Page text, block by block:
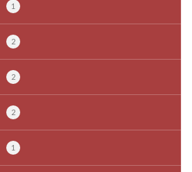
1
2
2
2
1